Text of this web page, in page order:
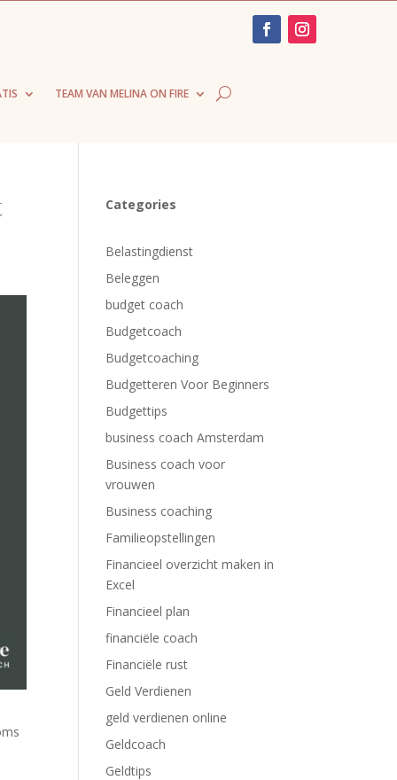
TEAM VAN MELINA ON FIRE
Categories
Belastingdienst
Beleggen
budget coach
Budgetcoach
Budgetcoaching
Budgetteren Voor Beginners
Budgettips
business coach Amsterdam
Business coach voor
vrouwen
Business coaching
Familieopstellingen
Financieel overzicht maken in
Excel
Financieel plan
financiële coach
Financiële rust
Geld Verdienen
geld verdienen online
Geldcoach
Geldtips